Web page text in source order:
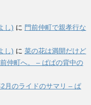
し) に 門前仲町で親孝行な
し) に 菜の花は満開だけど
仲町へ。 – ぱぱの背中の
月のライドのサマリ – ぱ